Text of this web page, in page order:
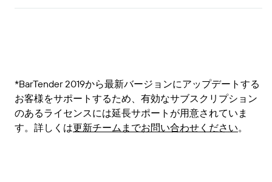
*BarTender 2019から最新バージョンにアップデートする
お客様をサポートするため、有効なサブスクリプション
のあるライセンスには延長サポートが用意されていま
す。詳しくは更新チームまでお問い合わせください。